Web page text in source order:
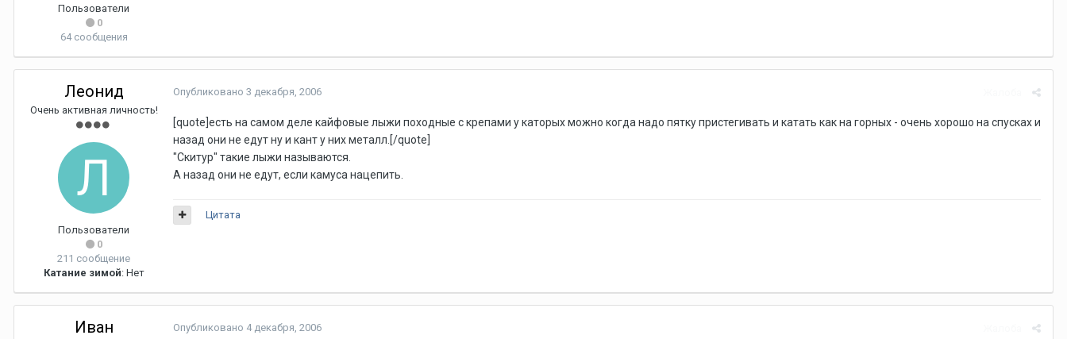
Пользователи
0
64 сообщения
Леонид
Очень активная личность!
Пользователи
0
211 сообщение
Катание зимой: Нет
Опубликовано 3 декабря, 2006
[quote]есть на самом деле кайфовые лыжи походные с крепами у каторых можно когда надо пятку пристегивать и катать как на горных - очень хорошо на спусках и
назад они не едут ну и кант у них металл.[/quote]
"Скитур" такие лыжи называются.
А назад они не едут, если камуса нацепить.
Цитата
Иван Опубликовано 4 декабря, 2006